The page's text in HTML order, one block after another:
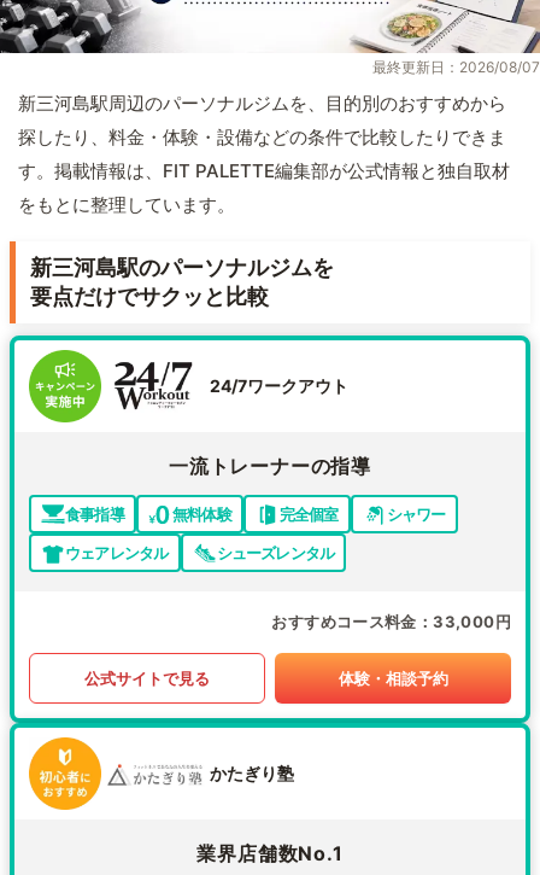
最終更新日：2026/08/07
新三河島駅周辺のパーソナルジムを、目的別のおすすめから
探したり、料金・体験・設備などの条件で比較したりできま
す。掲載情報は、FIT PALETTE編集部が公式情報と独自取材
をもとに整理しています。
新三河島駅のパーソナルジムを
要点だけでサクッと比較
24/7ワークアウト
一流トレーナーの指導
食事指導 無料体験 完全個室
シャワー
ウェアレンタル
シューズレンタル
おすすめコース料金 33,000円
公式サイトで見る 体験・相談予約
かたぎり塾
業界店舗数No.1